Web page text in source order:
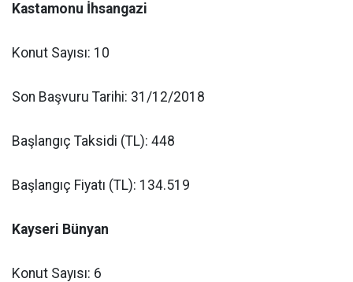
Kastamonu İhsangazi
Konut Sayısı: 10
Son Başvuru Tarihi: 31/12/2018
Başlangıç Taksidi (TL): 448
Başlangıç Fiyatı (TL): 134.519
Kayseri Bünyan
Konut Sayısı: 6